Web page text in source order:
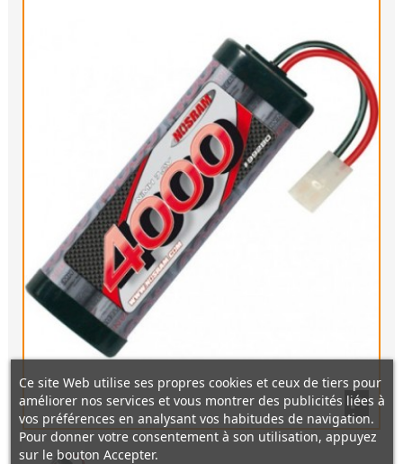
Ce site Web utilise ses propres cookies et ceux de tiers pour
améliorer nos services et vous montrer des publicités liées à
vos préférences en analysant vos habitudes de navigation.
Pour donner votre consentement à son utilisation, appuyez
sur le bouton Accepter.